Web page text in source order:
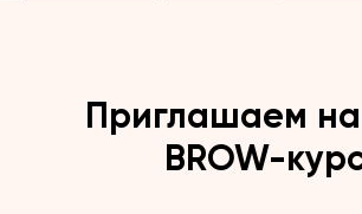
должны быть
Чтобы омолодить свое
можно применять
Приглашаем
BROW-